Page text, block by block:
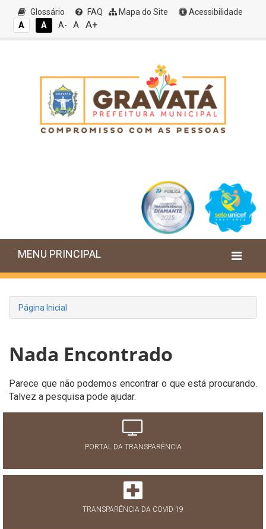
Glossário FAQ Mapa do Site
Acessibilidade
A
A A- A A+
MENU PRINCIPAL
Página Inicial
Nada Encontrado
Parece que não podemos encontrar o que está procurando.
Talvez a pesquisa pode ajudar.
PORTAL DA TRANSPARÊNCIA
TRANSPARÊNCIA DA COVID-19